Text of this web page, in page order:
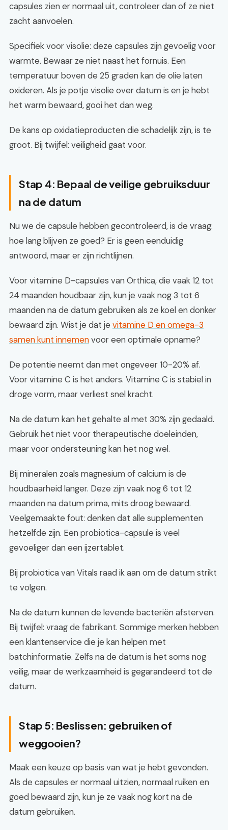
capsules zien er normaal uit, controleer dan of ze niet
zacht aanvoelen.
Specifiek voor visolie: deze capsules zijn gevoelig voor
warmte. Bewaar ze niet naast het fornuis. Een
temperatuur boven de 25 graden kan de olie laten
oxideren. Als je potje visolie over datum is en je hebt
het warm bewaard, gooi het dan weg.
De kans op oxidatieproducten die schadelijk zijn, is te
groot. Bij twijfel: veiligheid gaat voor.
Stap 4: Bepaal de veilige gebruiksduur
na de datum
Nu we de capsule hebben gecontroleerd, is de vraag:
hoe lang blijven ze goed? Er is geen eenduidig
antwoord, maar er zijn richtlijnen.
Voor vitamine D-capsules van Orthica, die vaak 12 tot
24 maanden houdbaar zijn, kun je vaak nog 3 tot 6
maanden na de datum gebruiken als ze koel en donker
bewaard zijn. Wist je dat je vitamine D en omega-3
samen kunt innemenvoor een optimale opname?
De potentie neemt dan met ongeveer 10-20% af.
Voor vitamine C is het anders. Vitamine C is stabiel in
droge vorm, maar verliest snel kracht.
Na de datum kan het gehalte al met 30% zijn gedaald.
Gebruik het niet voor therapeutische doeleinden,
maar voor ondersteuning kan het nog wel.
Bij mineralen zoals magnesium of calcium is de
houdbaarheid langer. Deze zijn vaak nog 6 tot 12
maanden na datum prima, mits droog bewaard.
Veelgemaakte fout: denken dat alle supplementen
hetzelfde zijn. Een probiotica-capsule is veel
gevoeliger dan een ijzertablet.
Bij probiotica van Vitals raad ik aan om de datum strikt
te volgen.
Na de datum kunnen de levende bacteriën afsterven.
Bij twijfel: vraag de fabrikant. Sommige merken hebben
een klantenservice die je kan helpen met
batchinformatie. Zelfs na de datum is het soms nog
veilig, maar de werkzaamheid is gegarandeerd tot de
datum.
Stap 5: Beslissen: gebruiken of
weggooien?
Maak een keuze op basis van wat je hebt gevonden.
Als de capsules er normaal uitzien, normaal ruiken en
goed bewaard zijn, kun je ze vaak nog kort na de
datum gebruiken.